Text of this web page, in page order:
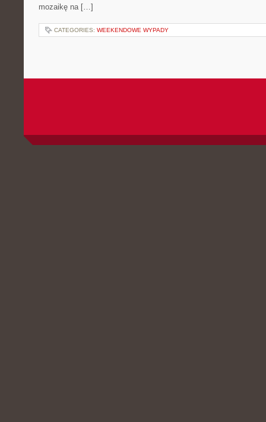
mozaikę na […]
CATEGORIES: WEEKENDOWE WYPADY